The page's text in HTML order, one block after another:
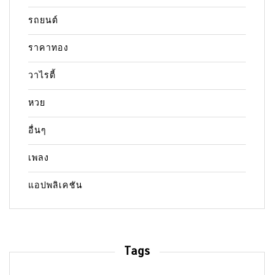
รถยนต์
ราคาทอง
วาไรตี้
หวย
อื่นๆ
เพลง
แอปพลิเคชัน
Tags